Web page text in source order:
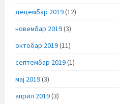
децембар 2019(12)
новембар 2019(3)
октобар 2019(11)
септембар 2019(1)
мај 2019(3)
април 2019(3)